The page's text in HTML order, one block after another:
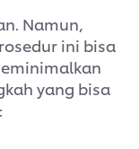
Namun,
ini bisa
yang bisa